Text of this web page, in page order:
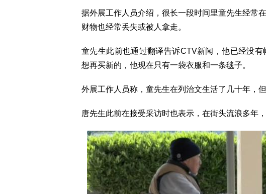
据外展工作人员介绍，很长一段时间里童先生经常
财物也经常丢失或被人拿走。
童先生此前也通过翻译告诉CTV新闻，他已经没
想再买新的，他现在只有一袋衣服和一条毯子。
外展工作人员称，童先生在列治文生活了几十年，
唐先生此前在接受采访时也表示，在街头流浪多年